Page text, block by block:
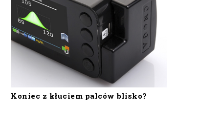
Koniec z kłuciem palców blisko?